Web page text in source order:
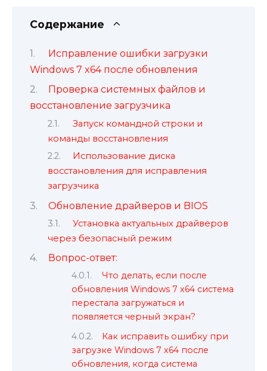
Содержание
Исправление ошибки загрузки
Windows 7 x64 после обновления
Проверка системных файлов и
восстановление загрузчика
Запуск командной строки и
команды восстановления
Использование диска
восстановления для исправления
загрузчика
Обновление драйверов и BIOS
Установка актуальных драйверов
через безопасный режим
Вопрос-ответ:
Что делать, если после
обновления Windows 7 x64 система
перестала загружаться и
появляется черный экран?
Как исправить ошибку при
загрузке Windows 7 x64 после
обновления, когда система